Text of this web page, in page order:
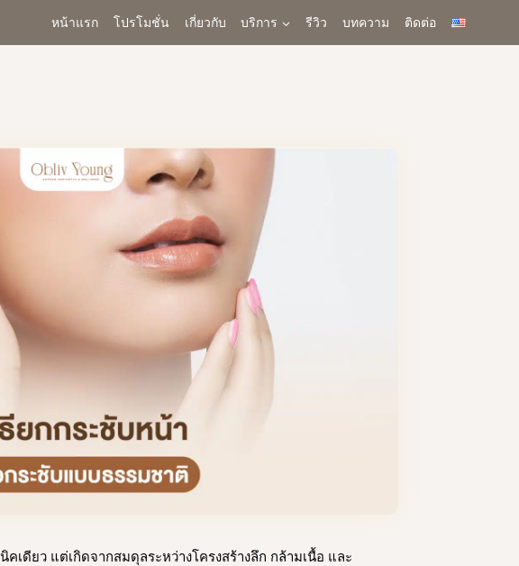
หน้าแรก โปรโมชั่น เกี่ยวกับ บริการ รีวิว บทความ ติดต่อ
เดียว แต่เกิดจากสมดุลระหว่างโครงสร้างลึก กล้ามเนื้อ และ